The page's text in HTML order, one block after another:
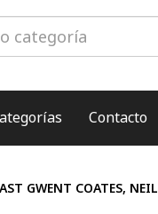
Contacto
GWENT COATES, NEIL